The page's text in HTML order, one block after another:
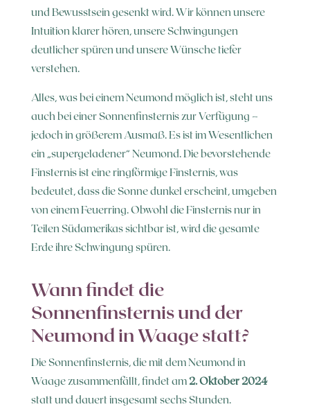
und Bewusstsein gesenkt wird. Wir können unsere
Intuition klarer hören, unsere Schwingungen
deutlicher spüren und unsere Wünsche tiefer
verstehen.
Alles, was bei einem Neumond möglich ist, steht uns
auch bei einer Sonnenfinsternis zur Verfügung –
jedoch in größerem Ausmaß. Es ist im Wesentlichen
ein „supergeladener“ Neumond. Die bevorstehende
Finsternis ist eine ringförmige Finsternis, was
bedeutet, dass die Sonne dunkel erscheint, umgeben
von einem Feuerring. Obwohl die Finsternis nur in
Teilen Südamerikas sichtbar ist, wird die gesamte
Erde ihre Schwingung spüren.
Wann findet die
Sonnenfinsternis und der
Neumond in Waage statt?
Die Sonnenfinsternis, die mit dem Neumond in
Waage zusammenfällt, findet am2. Oktober 2024
statt und dauert insgesamt sechs Stunden.